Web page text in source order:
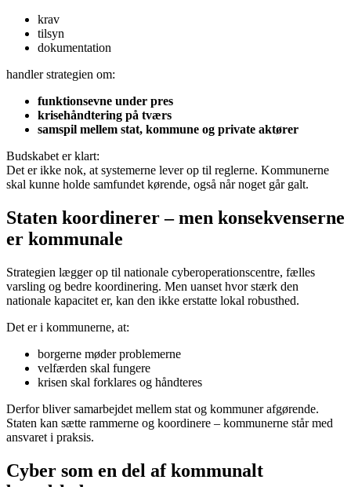
krav
tilsyn
dokumentation
handler strategien om:
funktionsevne under pres
krisehåndtering på tværs
samspil mellem stat, kommune og private aktører
Budskabet er klart:
Det er ikke nok, at systemerne lever op til reglerne. Kommunerne
skal kunne holde samfundet kørende, også når noget går galt.
Staten koordinerer – men konsekvenserne
er kommunale
Strategien lægger op til nationale cyberoperationscentre, fælles
varsling og bedre koordinering. Men uanset hvor stærk den
nationale kapacitet er, kan den ikke erstatte lokal robusthed.
Det er i kommunerne, at:
borgerne møder problemerne
velfærden skal fungere
krisen skal forklares og håndteres
Derfor bliver samarbejdet mellem stat og kommuner afgørende.
Staten kan sætte rammerne og koordinere – kommunerne står med
ansvaret i praksis.
Cyber som en del af kommunalt